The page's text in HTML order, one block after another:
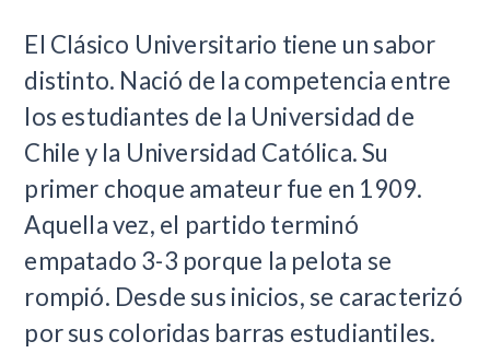
El Clásico Universitario tiene un sabor
distinto. Nació de la competencia entre
los estudiantes de la Universidad de
Chile y la Universidad Católica. Su
primer choque amateur fue en 1909.
Aquella vez, el partido terminó
empatado 3-3 porque la pelota se
rompió. Desde sus inicios, se caracterizó
por sus coloridas barras estudiantiles.